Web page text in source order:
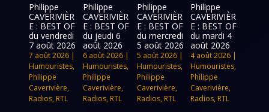
Philippe
CAVERIVIÈR
E : BEST OF
du vendredi
7 août 2026
7 août 2026 |
Humouristes,
Philippe
Caverivière,
Radios, RTL
Philippe
CAVERIVIÈR
E : BEST OF
du jeudi 6
août 2026
6 août 2026|
Humouristes,
Philippe
Caverivière,
Radios, RTL
Philippe
CAVERIVIÈR
E : BEST OF
du mercredi
5 août 2026
5 août 2026|
Humouristes,
Philippe
Caverivière,
Radios, RTL
Philippe
CAVERIVIÈR
E : BEST OF
du mardi 4
août 2026
4 août 2026 |
Humouristes,
Philippe
Caverivière,
Radios, RTL